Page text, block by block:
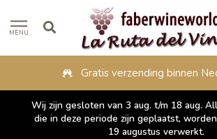
MENU
Nederland
Wij zijn gesloten van 3 aug. t/m 18 aug.
die in deze periode zijn geplaatst,
19 augustus verwerkt.